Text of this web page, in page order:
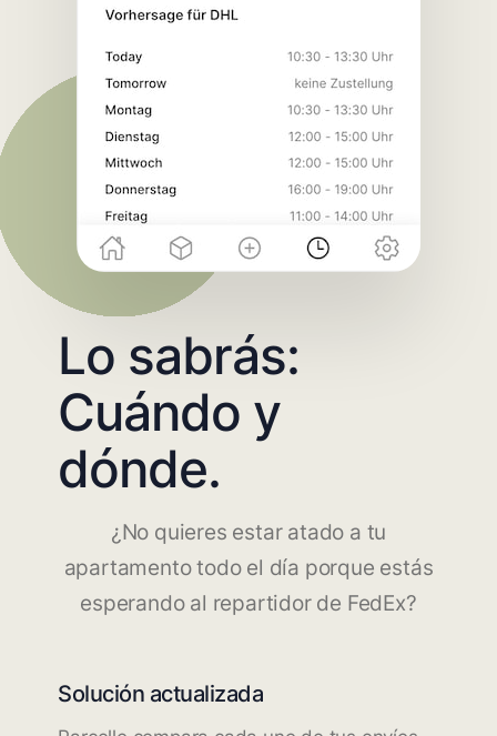
Lo sabrás:
Cuándo y
dónde.
¿No quieres estar atado a tu
apartamento todo el día porque estás
esperando al repartidor de FedEx?
Solución actualizada